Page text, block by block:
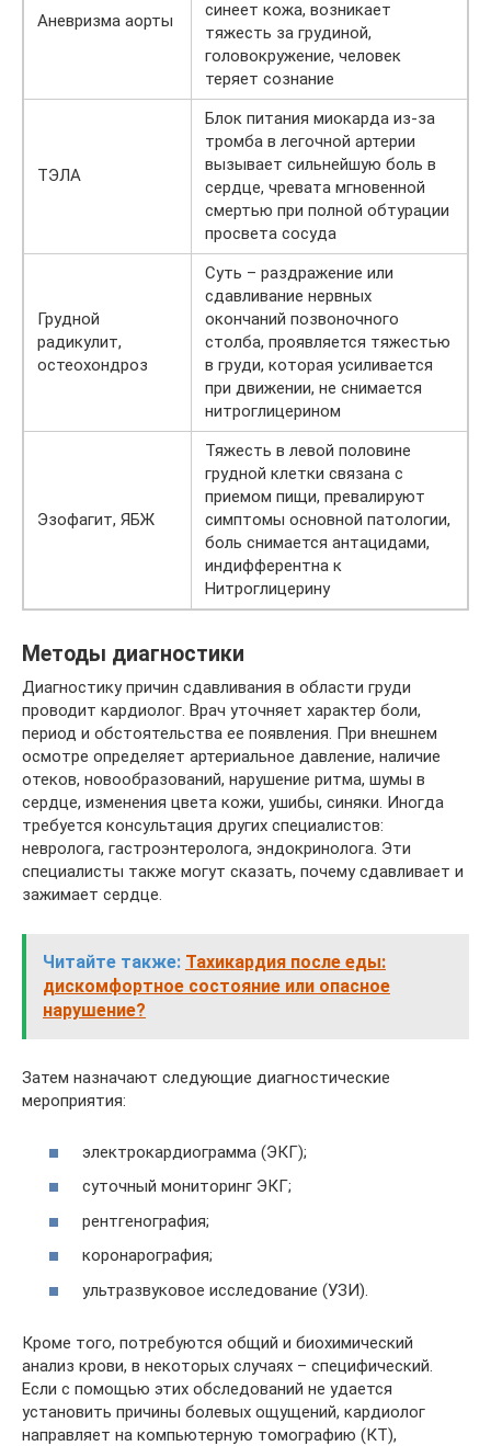
Аневризма аорты
синеет кожа, возникает
тяжесть за грудиной,
головокружение, человек
теряет сознание
ТЭЛА
Блок питания миокарда из-за
тромба в легочной артерии
вызывает сильнейшую боль в
сердце, чревата мгновенной
смертью при полной обтурации
просвета сосуда
Грудной
радикулит,
остеохондроз
Суть – раздражение или
сдавливание нервных
окончаний позвоночного
столба, проявляется тяжестью
в груди, которая усиливается
при движении, не снимается
нитроглицерином
Эзофагит, ЯБЖ
Тяжесть в левой половине
грудной клетки связана с
приемом пищи, превалируют
симптомы основной патологии,
боль снимается антацидами,
индифферентна к
Нитроглицерину
Методы диагностики
Диагностику причин сдавливания в области груди
проводит кардиолог. Врач уточняет характер боли,
период и обстоятельства ее появления. При внешнем
осмотре определяет артериальное давление, наличие
отеков, новообразований, нарушение ритма, шумы в
сердце, изменения цвета кожи, ушибы, синяки. Иногда
требуется консультация других специалистов:
невролога, гастроэнтеролога, эндокринолога. Эти
специалисты также могут сказать, почему сдавливает и
зажимает сердце.
Читайте также: Тахикардия после еды:
дискомфортное состояние или опасное
нарушение?
Затем назначают следующие диагностические
мероприятия:
электрокардиограмма (ЭКГ);
суточный мониторинг ЭКГ;
рентгенография;
коронарография;
ультразвуковое исследование (УЗИ).
Кроме того, потребуются общий и биохимический
анализ крови, в некоторых случаях – специфический.
Если с помощью этих обследований не удается
установить причины болевых ощущений, кардиолог
направляет на компьютерную томографию (КТ),